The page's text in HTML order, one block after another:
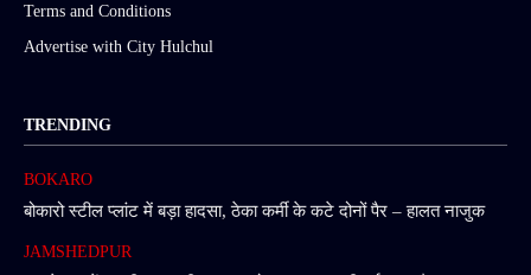
Terms and Conditions
Advertise with City Hulchul
TRENDING
BOKARO
बोकारो स्टील प्लांट में बड़ा हादसा, ठेका कर्मी के कटे दोनों पैर – हालत नाजुक
JAMSHEDPUR